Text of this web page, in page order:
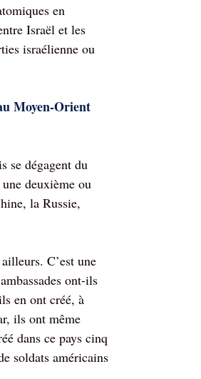
en
Israël et les
israélienne ou
Moyen-Orient
se dégagent du
deuxième ou
la Russie,
C’est une
ont-ils
en ont créé, à
ils ont même
dans ce pays cinq
soldats américains